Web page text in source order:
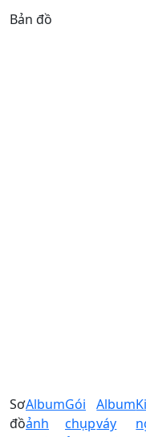
Bản đồ
Sơ
đồ
Album
ảnh
Gói
chụp
Album
váy